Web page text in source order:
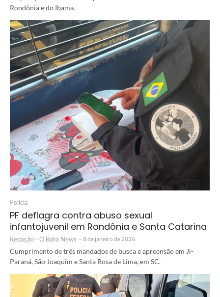
Rondônia e do Ibama.
Polícia
PF deflagra contra abuso sexual
infantojuvenil em Rondônia e Santa Catarina
Redação - O Boto News - 8 de janeiro de 2026
Cumprimento de três mandados de busca e apreensão em Ji-
Paraná, São Joaquim e Santa Rosa de Lima, em SC.